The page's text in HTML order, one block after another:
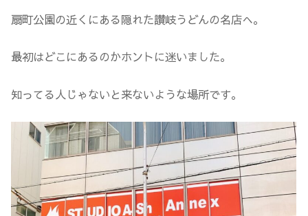
扇町公園の近くにある隠れた讃岐うどんの名店へ。
最初はどこにあるのかホントに迷いました。
知ってる人じゃないと来ないような場所です。